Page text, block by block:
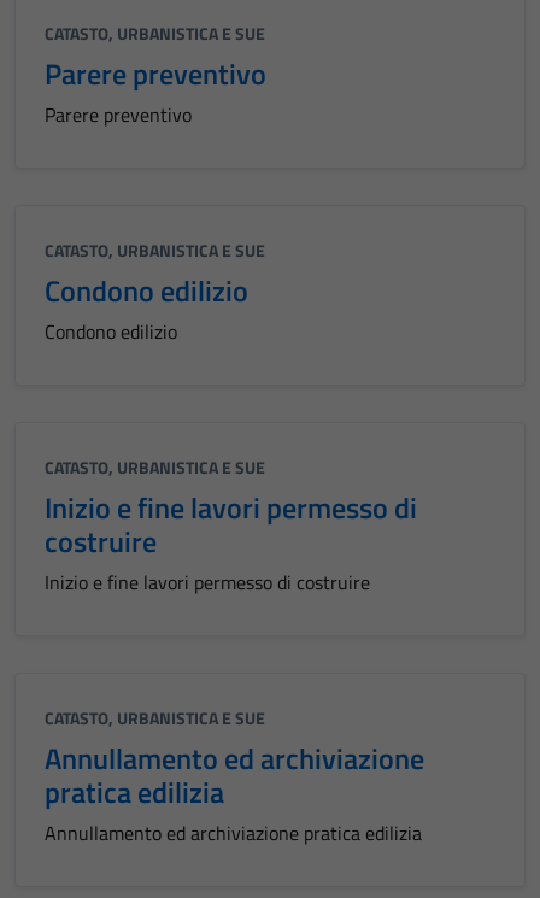
CATASTO, URBANISTICA E SUE
Parere preventivo
Parere preventivo
CATASTO, URBANISTICA E SUE
Condono edilizio
Condono edilizio
CATASTO, URBANISTICA E SUE
Inizio e fine lavori permesso di
costruire
Inizio e fine lavori permesso di costruire
CATASTO, URBANISTICA E SUE
Annullamento ed archiviazione
pratica edilizia
Annullamento ed archiviazione pratica edilizia